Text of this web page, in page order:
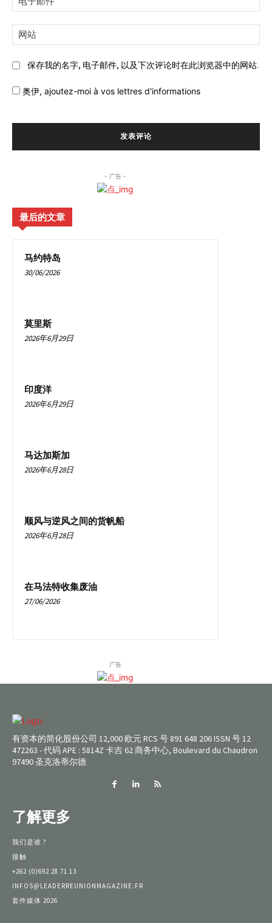
子
邮
站:
保存我的名字, 电子邮件, 以及下次评论时在此浏览器中的网站.
奥伊, ajoutez-moi à vos lettres d'informations
- 广告 -
最后的文章
马约特岛
30/06/2026
莫里斯
2026年6月29日
印度洋
2026年6月29日
马达加斯加
2026年6月28日
顺风与逆风之间的货帆船
2026年6月28日
在马法特收集废油
27/06/2026
广告
有资本的简化股份公司 12,000 欧元 RCS 号 891 648 206 ISSN 号 12
472263 - 代码 APE : 5814Z 卡吉 62 商务中心, Boulevard du Chaudron
97490 圣克洛蒂尔德
了解更多
我们是谁 ?
接触
+262 (0)692 28 71 13
INFOS@LEADERREUNIONMAGAZINE.FR
套件媒体 2026